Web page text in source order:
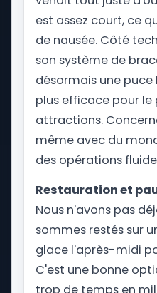
est assez court, ce
de nausée. Côté
son système de
désormais une puce
plus efficace pour le
attractions.
même avec du
des opérations
Restauration et
Nous n'avons pas
sommes restés sur
glace l'après-midi
C'est une bonne
Nos partenaires
Levoyageur
The Phoenix Factory
Les principaux resorts
Walt Disney World
Universal Orlando Resort
Seaworld Orlando
Universal Studios
Disneyland Paris
Mon coach voyage
Notre fonctionnement
A propos de Park Trips
Notre dossier de presse
Contactez-nous